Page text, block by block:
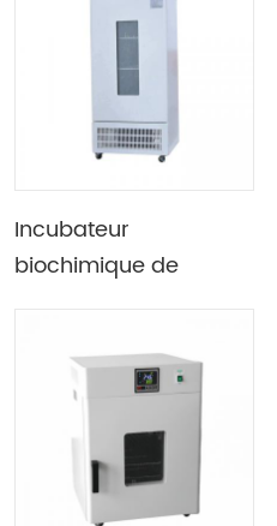
réfrigération sans fluor
Incubateur
biochimique de
avec système de
contrôle intelligent